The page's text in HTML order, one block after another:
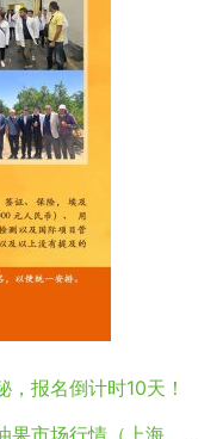
报名倒计时10天！
、广州、河南、南京、山西）